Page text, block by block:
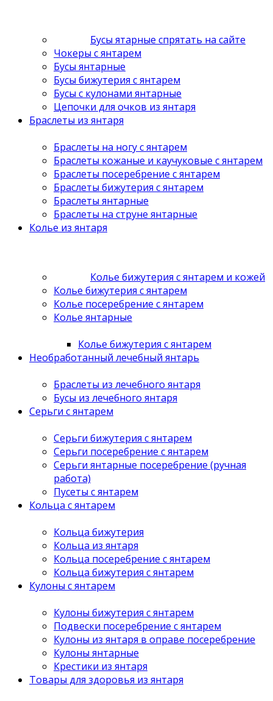
Бусы ятарные спрятать на сайте
Чокеры с янтарем
Бусы янтарные
Бусы бижутерия с янтарем
Бусы с кулонами янтарные
Цепочки для очков из янтаря
Браслеты из янтаря
Браслеты на ногу с янтарем
Браслеты кожаные и каучуковые с янтарем
Браслеты посеребрение с янтарем
Браслеты бижутерия с янтарем
Браслеты янтарные
Браслеты на струне янтарные
Колье из янтаря
Колье бижутерия с янтарем и кожей
Колье бижутерия с янтарем
Колье посеребрение с янтарем
Колье янтарные
Колье бижутерия с янтарем
Необработанный лечебный янтарь
Браслеты из лечебного янтаря
Бусы из лечебного янтаря
Серьги с янтарем
Серьги бижутерия с янтарем
Серьги посеребрение с янтарем
Серьги янтарные посеребрение (ручная
работа)
Пусеты с янтарем
Кольца с янтарем
Кольца бижутерия
Кольца из янтаря
Кольца посеребрение с янтарем
Кольца бижутерия с янтарем
Кулоны с янтарем
Кулоны бижутерия с янтарем
Подвески посеребрение с янтарем
Кулоны из янтаря в оправе посеребрение
Кулоны янтарные
Крестики из янтаря
Товары для здоровья из янтаря